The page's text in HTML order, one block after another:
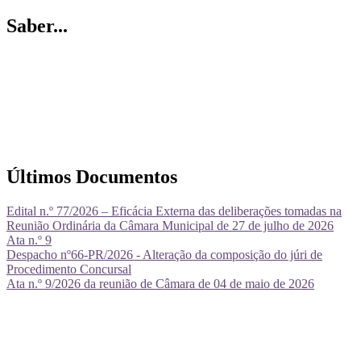
Saber...
Últimos Documentos
Edital n.º 77/2026 – Eficácia Externa das deliberações tomadas na
Reunião Ordinária da Câmara Municipal de 27 de julho de 2026
Ata n.º 9
Despacho nº66-PR/2026 - Alteração da composição do júri de
Procedimento Concursal
Ata n.º 9/2026 da reunião de Câmara de 04 de maio de 2026